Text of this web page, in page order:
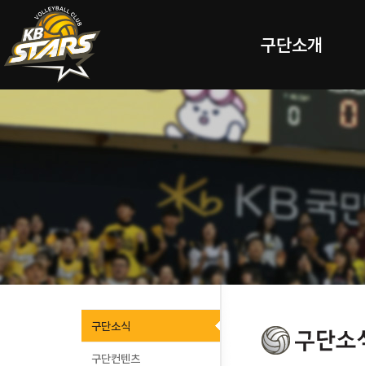
구단소개
구단소식
구단컨텐츠